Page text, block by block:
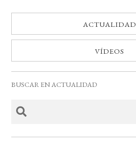
ACTUALIDAD
VÍDEOS
BUSCAR EN ACTUALIDAD